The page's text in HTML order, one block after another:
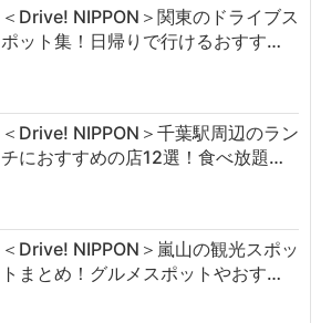
＜Drive! NIPPON＞関東のドライブス
ポット集！日帰りで行けるおすす…
＜Drive! NIPPON＞千葉駅周辺のラン
チにおすすめの店12選！食べ放題…
＜Drive! NIPPON＞嵐山の観光スポッ
トまとめ！グルメスポットやおす…